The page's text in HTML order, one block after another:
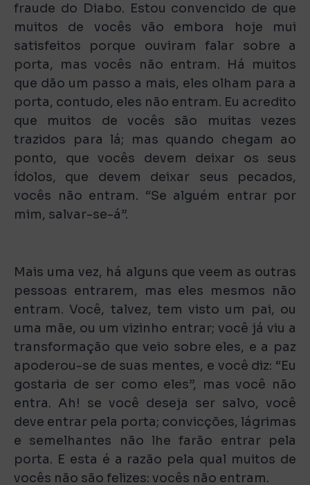
fraude do Diabo. Estou convencido de que
muitos de vocês vão embora hoje mui
satisfeitos porque ouviram falar sobre a
porta, mas vocês não entram. Há muitos
que dão um passo a mais, eles olham para a
porta, contudo, eles não entram. Eu acredito
que muitos de vocês são muitas vezes
trazidos para lá; mas quando chegam ao
ponto, que vocês devem deixar os seus
ídolos, que devem deixar seus pecados,
vocês não entram. “Se alguém entrar por
mim, salvar-se-á”.
Mais uma vez, há alguns que veem as outras
pessoas entrarem, mas eles mesmos não
entram. Você, talvez, tem visto um pai, ou
uma mãe, ou um vizinho entrar; você já viu a
transformação que veio sobre eles, e a paz
apoderou-se de suas mentes, e você diz: “Eu
gostaria de ser como eles”, mas você não
entra. Ah! se você deseja ser salvo, você
deve entrar pela porta; convicções, lágrimas
e semelhantes não lhe farão entrar pela
porta. E esta é a razão pela qual muitos de
vocês não são felizes: vocês não entram.